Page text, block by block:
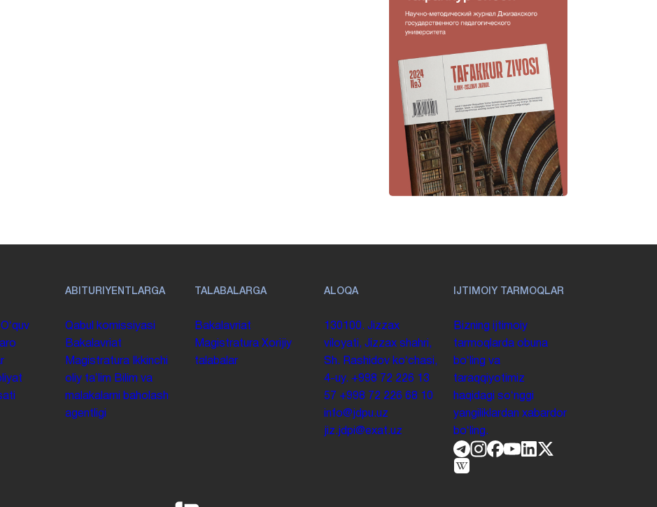
Oʻquv
ABITURIYENTLARGA
Qabul komissiyasi
Bakalavriat
Magistratura
Ikkinchi
oliy taʼlim Bilim va
malakalarni baholash
agentligi
TALABALARGA
Bakalavriat
Magistratura Xorijiy
talabalar
ALOQA
130100. Jizzax
viloyati, Jizzax shahri,
Sh. Rashidov koʻchasi,
4-uy. +998 72 226 13
57 +998 72 226 68 10
info@jdpu.uz
jiz.jdpi@exat.uz
IJTIMOIY TARMOQLAR
Bizning ijtimoiy
tarmoqlarda obuna
boʻling va
taraqqiyotimiz
haqidagi soʻnggi
yangiliklardan xabardor
boʻling.